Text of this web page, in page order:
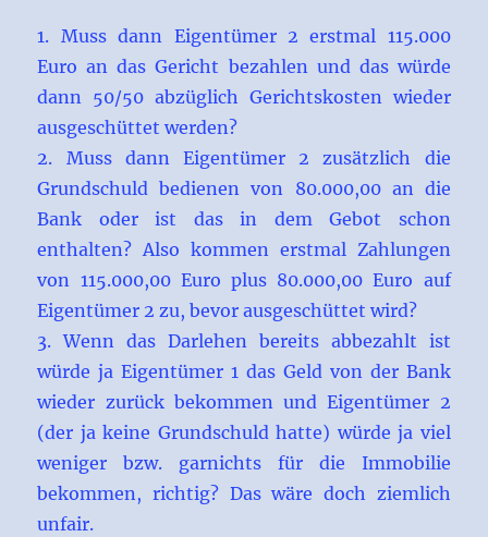
1. Muss dann Eigentümer 2 erstmal 115.000
Euro an das Gericht bezahlen und das würde
dann 50/50 abzüglich Gerichtskosten wieder
ausgeschüttet werden?
2. Muss dann Eigentümer 2 zusätzlich die
Grundschuld bedienen von 80.000,00 an die
Bank oder ist das in dem Gebot schon
enthalten? Also kommen erstmal Zahlungen
von 115.000,00 Euro plus 80.000,00 Euro auf
Eigentümer 2 zu, bevor ausgeschüttet wird?
3. Wenn das Darlehen bereits abbezahlt ist
würde ja Eigentümer 1 das Geld von der Bank
wieder zurück bekommen und Eigentümer 2
(der ja keine Grundschuld hatte) würde ja viel
weniger bzw. garnichts für die Immobilie
bekommen, richtig? Das wäre doch ziemlich
unfair.